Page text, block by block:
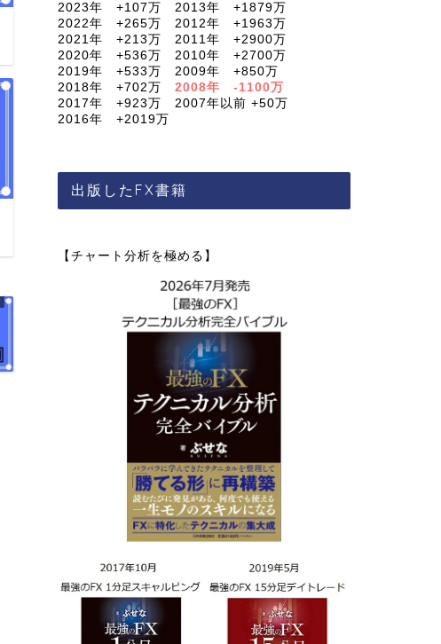
2023年 +107万 2013年 +1879万
2022年 +265万 2012年 +1963万
2021年 +213万 2011年 +2900万
2020年 +536万 2010年 +2700万
2019年 +533万 2009年 +850万
2018年 +702万 2008年 -1100万
2017年 +923万 2007年以前 +50万
2016年 +2019万
出版したFX書籍
【チャート分析を極める】